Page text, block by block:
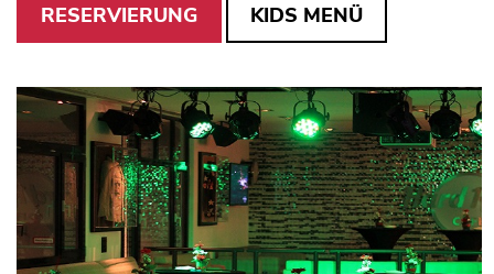
RESERVIERUNG KIDS MENÜ